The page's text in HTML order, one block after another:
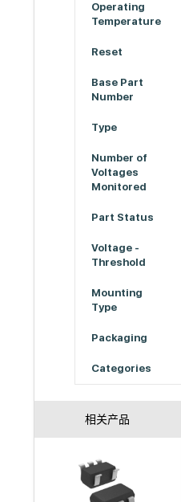
Operating
Temperature
Reset
Base Part
Number
Type
Number of
Voltages
Monitored
Part Status
Voltage -
Threshold
Mounting
Type
Packaging
Categories
相关产品